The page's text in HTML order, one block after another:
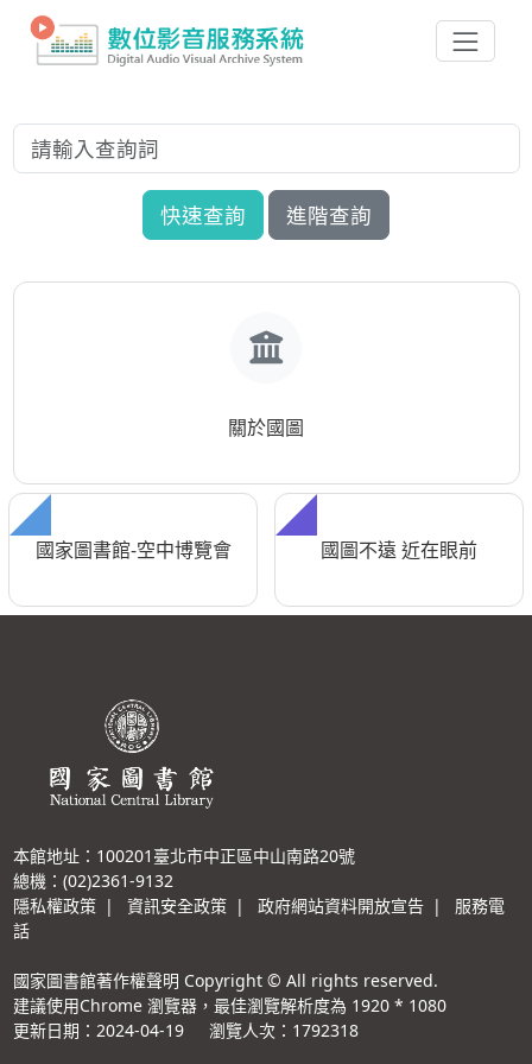
快速查詢 進階查詢
關於國圖
國家圖書館-空中博覽會 國圖不遠 近在眼前
本館地址：100201臺北市中正區中山南路20號
總機：(02)2361-9132
隱私權政策 | 資訊安全政策 | 政府網站資料開放宣告 |
服務電
話
國家圖書館著作權聲明 Copyright © All rights reserved.
建議使用Chrome 瀏覽器，最佳瀏覽解析度為 1920 * 1080
更新日期：2024-04-19
瀏覽人次：1792318